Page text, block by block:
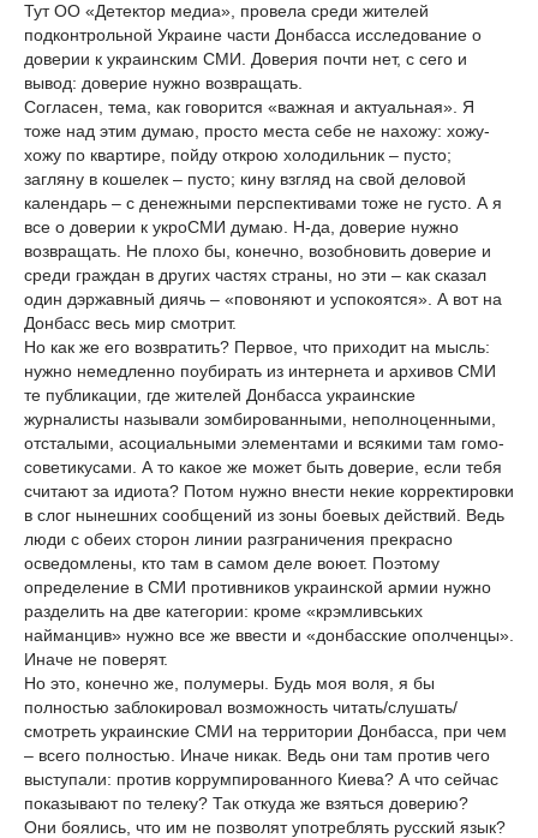
Тут ОО «Детектор медиа», провела среди жителей
подконтрольной Украине части Донбасса исследование о
доверии к украинским СМИ. Доверия почти нет, с сего и
вывод: доверие нужно возвращать.
Согласен, тема, как говорится «важная и актуальная». Я
тоже над этим думаю, просто места себе не нахожу: хожу-
хожу по квартире, пойду открою холодильник – пусто;
загляну в кошелек – пусто; кину взгляд на свой деловой
календарь – с денежными перспективами тоже не густо. А я
все о доверии к укроСМИ думаю. Н-да, доверие нужно
возвращать. Не плохо бы, конечно, возобновить доверие и
среди граждан в других частях страны, но эти – как сказал
один дэржавный диячь – «повоняют и успокоятся». А вот на
Донбасс весь мир смотрит.
Но как же его возвратить? Первое, что приходит на мысль:
нужно немедленно поубирать из интернета и архивов СМИ
те публикации, где жителей Донбасса украинские
журналисты называли зомбированными, неполноценными,
отсталыми, асоциальными элементами и всякими там гомо-
советикусами. А то какое же может быть доверие, если тебя
считают за идиота? Потом нужно внести некие корректировки
в слог нынешних сообщений из зоны боевых действий. Ведь
люди с обеих сторон линии разграничения прекрасно
осведомлены, кто там в самом деле воюет. Поэтому
определение в СМИ противников украинской армии нужно
разделить на две категории: кроме «крэмливських
найманцив» нужно все же ввести и «донбасские ополченцы».
Иначе не поверят.
Но это, конечно же, полумеры. Будь моя воля, я бы
полностью заблокировал возможность читать/слушать/
смотреть украинские СМИ на территории Донбасса, при чем
– всего полностью. Иначе никак. Ведь они там против чего
выступали: против коррумпированного Киева? А что сейчас
показывают по телеку? Так откуда же взяться доверию?
Они боялись, что им не позволят употреблять русский язык?